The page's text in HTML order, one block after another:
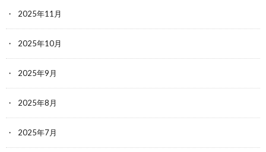
2025年11月
2025年10月
2025年9月
2025年8月
2025年7月